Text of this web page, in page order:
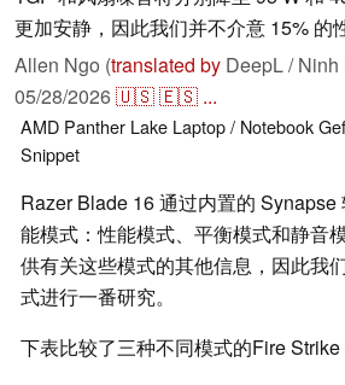
更加安静，因此我们并不介意 15% 的
Allen Ngo (translated by DeepL / Ninh
05/28/2026🇺🇸🇪🇸 ...
AMD Panther Lake Laptop / Notebook
Snippet
Razer Blade 16 通过内置的 Synapse
能模式：性能模式、平衡模式和静音
供有关这些模式的其他信息，因此我
式进行一番研究。
下表比较了三种不同模式的Fire Strike